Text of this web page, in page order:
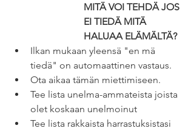
MITÄ VOI TEHDÄ JOS
EI TIEDÄ MITÄ
HALUAA ELÄMÄLTÄ?
Ilkan mukaan yleensä "en mä
tiedä" on automaattinen vastaus.
Ota aikaa tämän miettimiseen.
Tee lista unelma-ammateista joista
olet koskaan unelmoinut
Tee lista rakkaista harrastuksistasi